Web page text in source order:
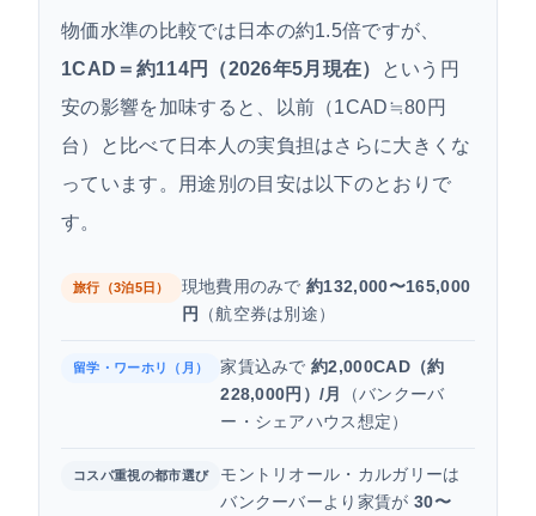
コツ】
物価水準の比較では日本の約1.5倍ですが、
1CAD＝約114円（2026年5月現在）
という円
安の影響を加味すると、以前（1CAD≒80円
台）と比べて日本人の実負担はさらに大きくな
っています。用途別の目安は以下のとおりで
す。
旅行（3泊5日） 現地費用のみで約132,000〜165,000
円
（航空券は別途）
留学・ワーホリ（月） 家賃込みで約2,000CAD（約
228,000円）/月
（バンクーバ
ー・シェアハウス想定）
コスパ重視の都市選び
モントリオール・カルガリーは
バンクーバーより家賃が30〜